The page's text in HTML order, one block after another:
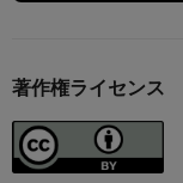
著作権ライセンス